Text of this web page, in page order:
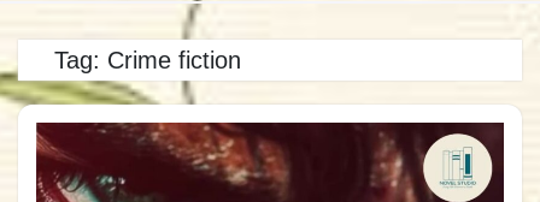
Tag: Crime fiction